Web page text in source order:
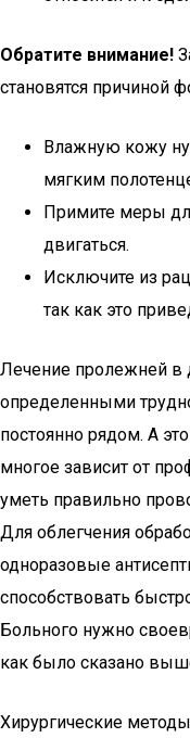
Обратите внимание!
становятся причиной
Влажную кожу
мягким
Примите меры
двигаться.
Исключите из
так как это
Лечение пролежней в
определенными
постоянно рядом. А
многое зависит от
уметь правильно
Для облегчения
одноразовые
способствовать
Больного нужно
как было сказано
Хирургические